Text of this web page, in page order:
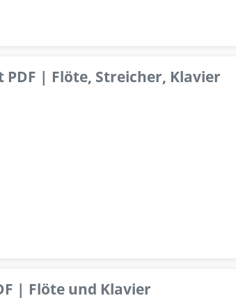
| Flöte, Streicher, Klavier
| Flöte und Klavier